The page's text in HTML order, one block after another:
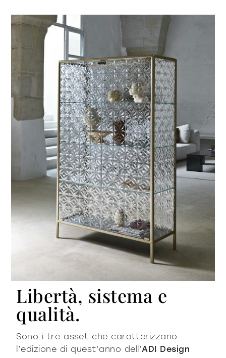
Libertà, sistema e
qualità.
Sono i tre asset che caratterizzano
l’edizione di quest’anno dell’ADI Design